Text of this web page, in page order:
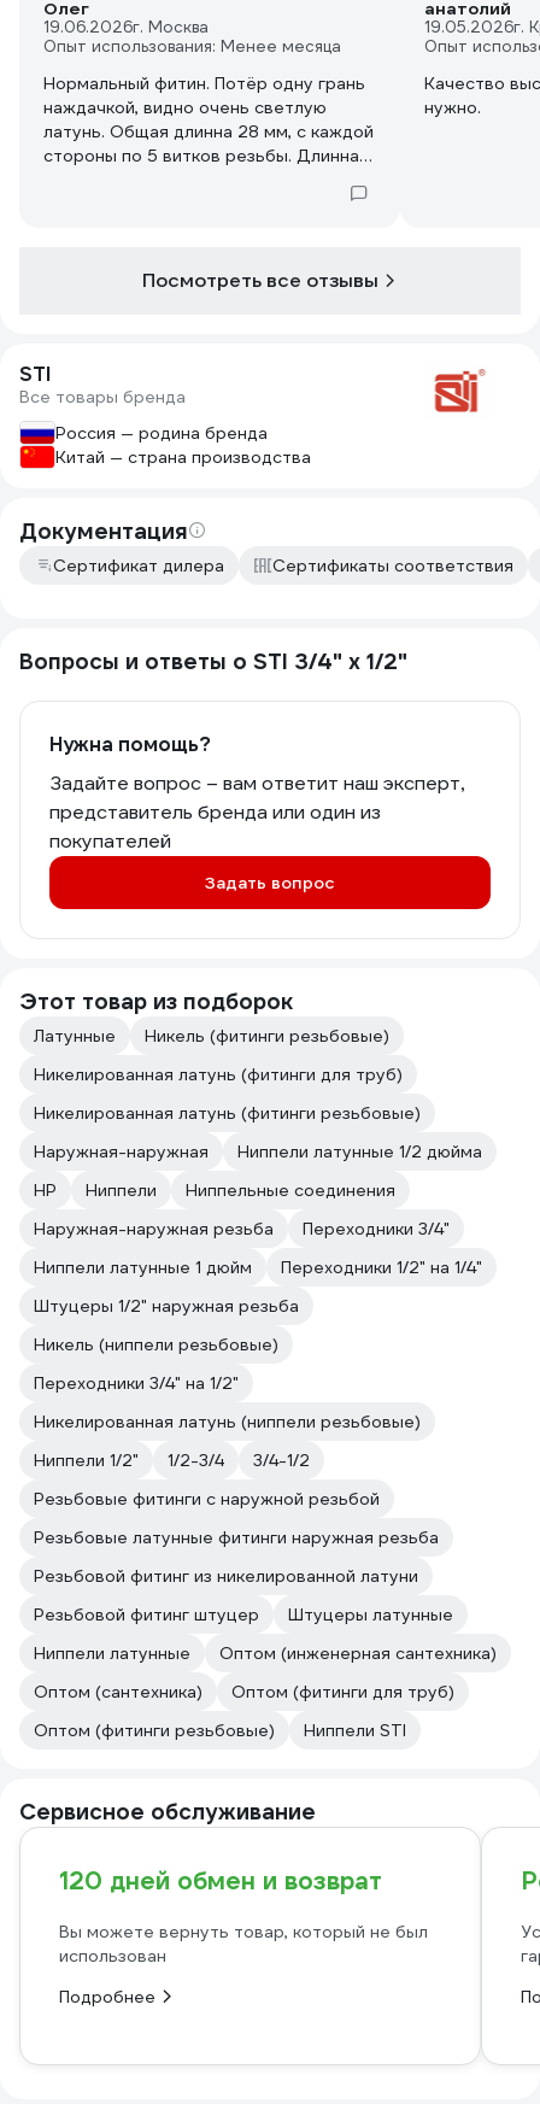
Олег
19.06.2026г. Москва
Опыт использования: Менее месяца
Нормальный фитин. Потёр одну грань
наждачкой, видно очень светлую
латунь. Общая длинна 28 мм, с каждой
стороны по 5 витков резьбы. Длинна
фитинга, там где будет резинка
анатолий
19.05.2026г.
Опыт
Качество
нужно.
Посмотреть все отзывы
STI
Все товары бренда
Россия — родина бренда
Китай — страна производства
Документация
Сертификат дилера Сертификаты соответствия
Вопросы и ответы о STI 3/4" х 1/2"
Нужна помощь?
Задайте вопрос – вам ответит наш эксперт,
представитель бренда или один из
покупателей
Задать вопрос
Этот товар из подборок
Латунные
Никель (фитинги резьбовые)
Никелированная латунь (фитинги для труб)
Никелированная латунь (фитинги резьбовые)
Наружная-наружная
Ниппели латунные 1/2 дюйма
НР
Ниппели
Ниппельные соединения
Наружная-наружная резьба
Переходники 3/4"
Ниппели латунные 1 дюйм
Переходники 1/2" на 1/4"
Штуцеры 1/2" наружная резьба
Никель (ниппели резьбовые)
Переходники 3/4" на 1/2"
Никелированная латунь (ниппели резьбовые)
Ниппели 1/2"
1/2-3/4
3/4-1/2
Резьбовые фитинги с наружной резьбой
Резьбовые латунные фитинги наружная резьба
Резьбовой фитинг из никелированной латуни
Резьбовой фитинг штуцер
Штуцеры латунные
Ниппели латунные
Оптом (инженерная сантехника)
Оптом (сантехника)
Оптом (фитинги для труб)
Оптом (фитинги резьбовые)
Ниппели STI
Сервисное обслуживание
120 дней обмен и возврат
Вы можете вернуть товар, который не был
использован
Подробнее